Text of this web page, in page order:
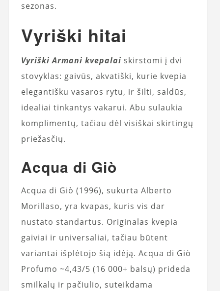
sezonas.
Vyriški hitai
Vyriški Armani kvepalai skirstomi į dvi
stovyklas: gaivūs, akvatiški, kurie kvepia
elegantišku vasaros rytu, ir šilti, saldūs,
idealiai tinkantys vakarui. Abu sulaukia
komplimentų, tačiau dėl visiškai skirtingų
priežasčių.
Acqua di Giò
Acqua di Giò (1996), sukurta Alberto
Morillaso, yra kvapas, kuris vis dar
nustato standartus. Originalas kvepia
gaiviai ir universaliai, tačiau būtent
variantai išplėtojo šią idėją. Acqua di Giò
Profumo ~4,43/5 (16 000+ balsų) prideda
smilkalų ir pačiulio, suteikdama